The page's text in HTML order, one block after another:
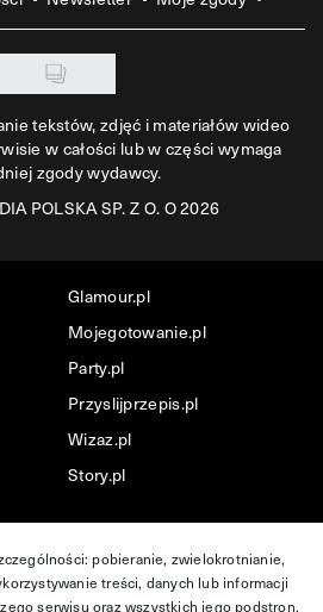
tekstów, zdjęć i materiałów wideo
w całości lub w części wymaga
zgody wydawcy.
POLSKA SP. Z O. O 2026
Glamour.pl
Mojegotowanie.pl
Party.pl
Przyslijprzepis.pl
Wizaz.pl
Story.pl
pobieranie, zwielokrotnianie,
treści, danych lub informacji
serwisu oraz wszystkich jego podstron,